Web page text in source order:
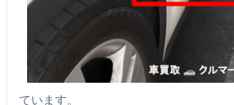
ています。